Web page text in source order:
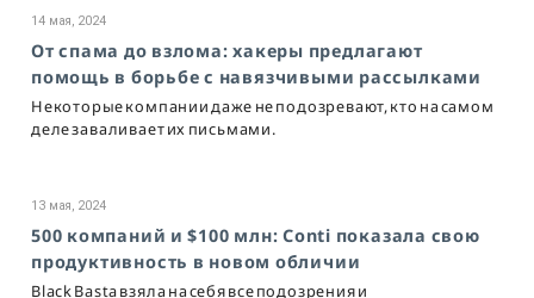
14 мая, 2024
От спама до взлома: хакеры предлагают
помощь в борьбе с навязчивыми рассылками
Некоторые компании даже не подозревают, кто на самом
деле заваливает их письмами.
13 мая, 2024
500 компаний и $100 млн: Conti показала свою
продуктивность в новом обличии
Black Basta взяла на себя все подозрения и